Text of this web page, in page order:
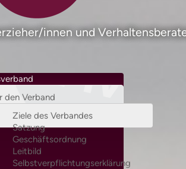
innen und
den Verband
Ziele des Verbandes
Satzung
Geschäftsordnung
Leitbild
Selbstverpflichtungserklärung